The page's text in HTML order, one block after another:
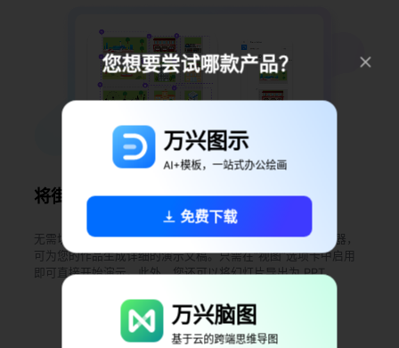
将街道地图转换为幻灯片
无需切换平台即可进行演示。万兴图示拥有自动幻灯片生成器，
可为您的作品生成详细的演示文稿。只需在“视图”选项卡中启用
即可直接开始演示。此外，您还可以将幻灯片导出为 PPT。
免费下载
您想要尝试哪款产品？
万兴图示
AI+模板，一站式办公绘画
免费下载
万兴脑图
基于云的跨端思维导图